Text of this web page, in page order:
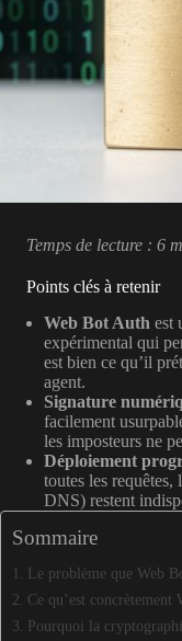
Temps de lecture : 6
Points clés à retenir
Web Bot Auth est
expérimental qui
est bien ce qu’il
agent.
Signature
facilement
les imposteurs ne
Déploiement
toutes les requêtes,
DNS) restent
Sommaire
Le problème que Web
Ce qu’est concrètement
Pourquoi la